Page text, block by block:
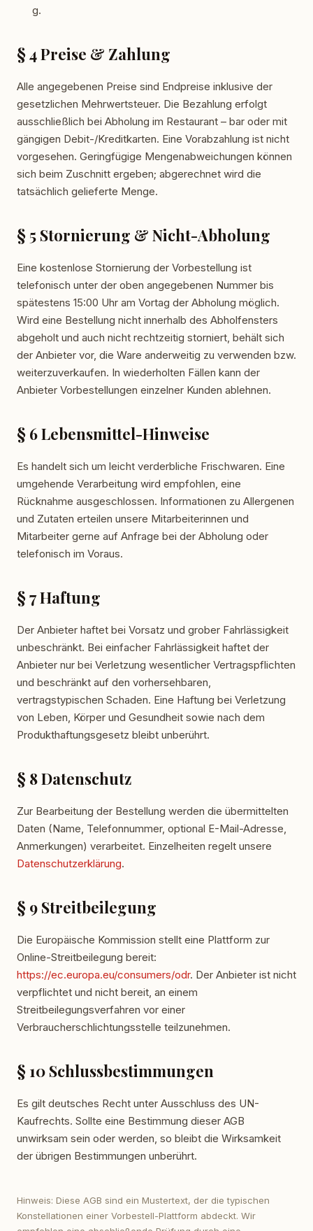
g.
§ 4 Preise & Zahlung
Alle angegebenen Preise sind Endpreise inklusive der
gesetzlichen Mehrwertsteuer. Die Bezahlung erfolgt
ausschließlich bei Abholung im Restaurant – bar oder mit
gängigen Debit-/Kreditkarten. Eine Vorabzahlung ist nicht
vorgesehen. Geringfügige Mengenabweichungen können
sich beim Zuschnitt ergeben; abgerechnet wird die
tatsächlich gelieferte Menge.
§ 5 Stornierung & Nicht-Abholung
Eine kostenlose Stornierung der Vorbestellung ist
telefonisch unter der oben angegebenen Nummer bis
spätestens 15:00 Uhr am Vortag der Abholung möglich.
Wird eine Bestellung nicht innerhalb des Abholfensters
abgeholt und auch nicht rechtzeitig storniert, behält sich
der Anbieter vor, die Ware anderweitig zu verwenden bzw.
weiterzuverkaufen. In wiederholten Fällen kann der
Anbieter Vorbestellungen einzelner Kunden ablehnen.
§ 6 Lebensmittel-Hinweise
Es handelt sich um leicht verderbliche Frischwaren. Eine
umgehende Verarbeitung wird empfohlen, eine
Rücknahme ausgeschlossen. Informationen zu Allergenen
und Zutaten erteilen unsere Mitarbeiterinnen und
Mitarbeiter gerne auf Anfrage bei der Abholung oder
telefonisch im Voraus.
§ 7 Haftung
Der Anbieter haftet bei Vorsatz und grober Fahrlässigkeit
unbeschränkt. Bei einfacher Fahrlässigkeit haftet der
Anbieter nur bei Verletzung wesentlicher Vertragspflichten
und beschränkt auf den vorhersehbaren,
vertragstypischen Schaden. Eine Haftung bei Verletzung
von Leben, Körper und Gesundheit sowie nach dem
Produkthaftungsgesetz bleibt unberührt.
§ 8 Datenschutz
Zur Bearbeitung der Bestellung werden die übermittelten
Daten (Name, Telefonnummer, optional E-Mail-Adresse,
Anmerkungen) verarbeitet. Einzelheiten regelt unsere
Datenschutzerklärung.
§ 9 Streitbeilegung
Die Europäische Kommission stellt eine Plattform zur
Online-Streitbeilegung bereit:
https://ec.europa.eu/consumers/odr. Der Anbieter ist nicht
verpflichtet und nicht bereit, an einem
Streitbeilegungsverfahren vor einer
Verbraucherschlichtungsstelle teilzunehmen.
§ 10 Schlussbestimmungen
Es gilt deutsches Recht unter Ausschluss des UN-
Kaufrechts. Sollte eine Bestimmung dieser AGB
unwirksam sein oder werden, so bleibt die Wirksamkeit
der übrigen Bestimmungen unberührt.
Hinweis: Diese AGB sind ein Mustertext, der die typischen
Konstellationen einer Vorbestell-Plattform abdeckt. Wir